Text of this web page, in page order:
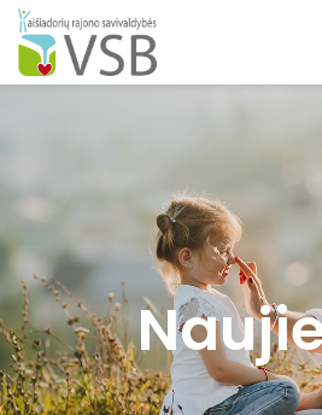
Mokymai
Projektai
Paslaugos
Visuomenės
ugdymo įstaigose
Visuomenės
Informacija